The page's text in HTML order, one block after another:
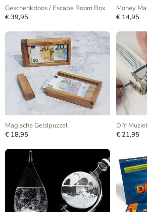
Geschenkdoos / Escape Room Box
€ 39,95
Money
€ 14,95
Magische Geldpuzzel
€ 18,95
DIY
€ 21,95